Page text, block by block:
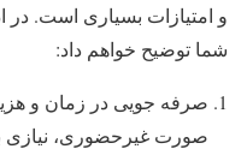
و امتیازات بسیاری است. در
شما توضیح خواهم داد:
صرفه جویی در زمان و
صورت غیرحضوری، نیازی